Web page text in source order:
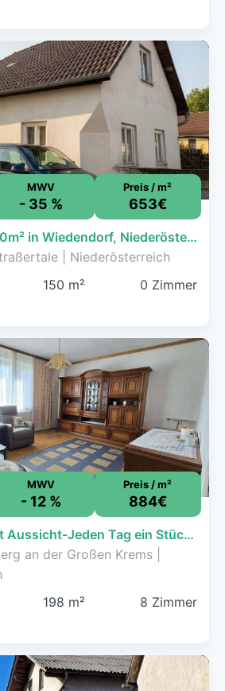
MWV
- 35 %
Preis / m²
653€
Einfamilienhaus 150m² in Wiedendorf, Niederösterreich – sanierungsbedürftig, viel Potenzial!
| Niederösterreich
150 m² 0 Zimmer
MWV
- 12 %
Preis / m²
884€
Ihr Rückzugsort mit Aussicht-Jeden Tag ein Stück Urlaub!
an der Großen Krems |
198 m² 8 Zimmer